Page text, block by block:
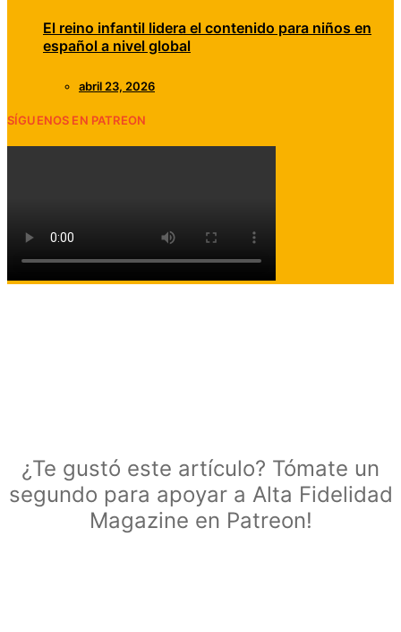
El reino infantil lidera el contenido para niños en
español a nivel global
abril 23, 2026
SÍGUENOS EN PATREON
¿Te gustó este artículo? Tómate un
segundo para apoyar a Alta Fidelidad
Magazine en Patreon!